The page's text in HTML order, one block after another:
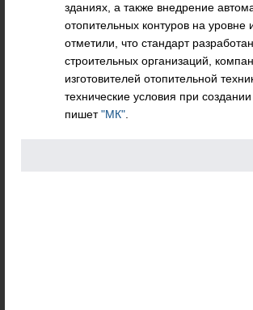
зданиях, а также внедрение
отопительных контуров на
отметили, что стандарт
строительных организаций,
изготовителей отопительной
технические условия при
пишет"МК"